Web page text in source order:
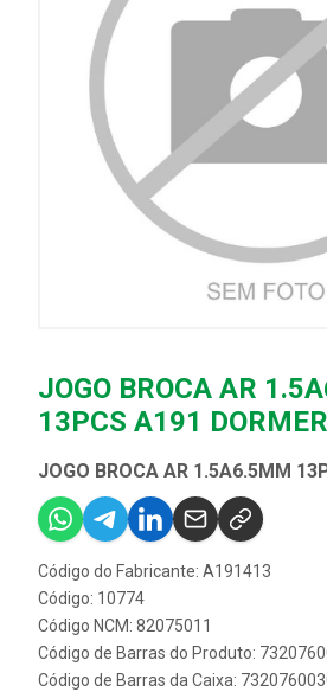
JOGO BROCA AR
13PCS A191 DORMER
JOGO BROCA AR 1.5A6.5MM
Código do Fabricante: A191413
Código: 10774
Código NCM: 82075011
Código de Barras do Produto:
Código de Barras da Caixa: